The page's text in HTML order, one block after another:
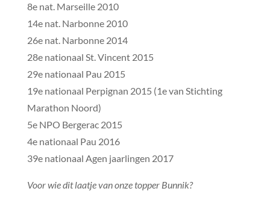
8e nat. Marseille 2010
14e nat. Narbonne 2010
26e nat. Narbonne 2014
28e nationaal St. Vincent 2015
29e nationaal Pau 2015
19e nationaal Perpignan 2015 (1e van Stichting
Marathon Noord)
5e NPO Bergerac 2015
4e nationaal Pau 2016
39e nationaal Agen jaarlingen 2017
Voor wie dit laatje van onze topper Bunnik?